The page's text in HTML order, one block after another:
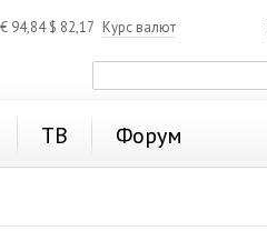
€ 94,84$ 82,17 Курс валют
ТВ Форум